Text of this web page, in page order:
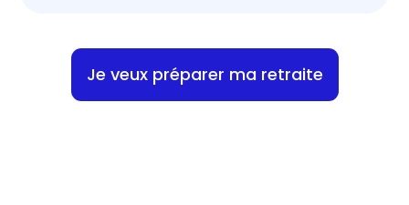
Je veux préparer ma retraite